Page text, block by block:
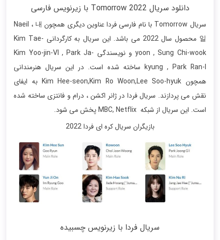
دانلود سریال Tomorrow 2022 با زیرنویس فارسی
سریال با نام فارسی فردا عناوین دیگری همچون Naeil ، 내
일 محصول سال 2022 می باشد. این سریال به کارگردانی
Kim Tae-
yoon ,Sung Chi-wook و نویسندگی Kim Yoo-jin-VI , Park Ja-
kyung , Park Ran-I ساخته شده است. در این سریال هنرمندانی
همچون Kim Hee-seon,Kim Ro Woon,Lee Soo-hyuk به ایفای
نقش می پردازند. سریال فردا در ژانر اکشن ، درام و فانتزی ساخته شده
است. این سریال از شبکه MBC, Netflix
پخش می شود.
بازیگران سریال کره ای فردا 2022
سریال فردا با زیرنویس چسبیده